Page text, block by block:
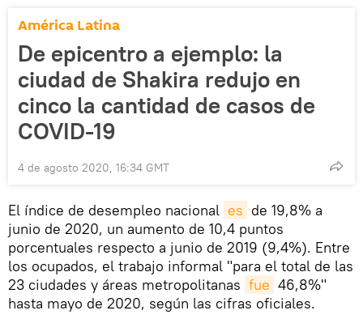
América Latina
De epicentro a ejemplo: la
ciudad de Shakira redujo en
cinco la cantidad de casos de
COVID-19
4 de agosto 2020, 16:34 GMT
El índice de desempleo nacional es de 19,8% a
junio de 2020, un aumento de 10,4 puntos
porcentuales respecto a junio de 2019 (9,4%). Entre
los ocupados, el trabajo informal "para el total de las
23 ciudades y áreas metropolitanas fue 46,8%"
hasta mayo de 2020, según las cifras oficiales.